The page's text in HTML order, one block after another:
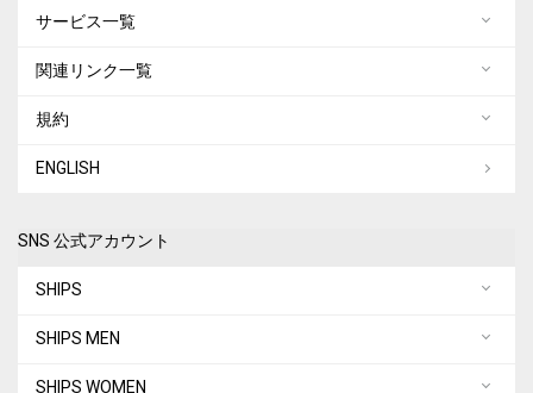
サービス一覧
関連リンク一覧
規約
ENGLISH
SNS 公式アカウント
SHIPS
SHIPS MEN
SHIPS WOMEN